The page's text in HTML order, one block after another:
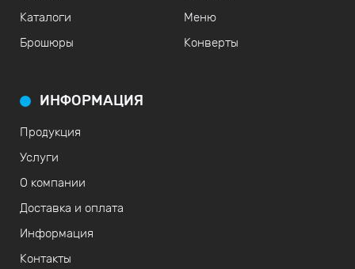
Каталоги
Брошюры
Меню
Конверты
ИНФОРМАЦИЯ
Продукция
Услуги
О компании
Доставка и оплата
Информация
Контакты